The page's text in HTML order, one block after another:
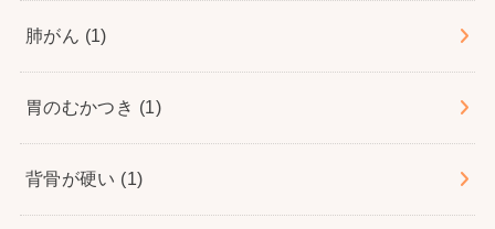
肺がん (1)
胃のむかつき (1)
背骨が硬い (1)